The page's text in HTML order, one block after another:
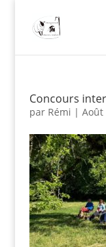
Concours
par Rémi | Août